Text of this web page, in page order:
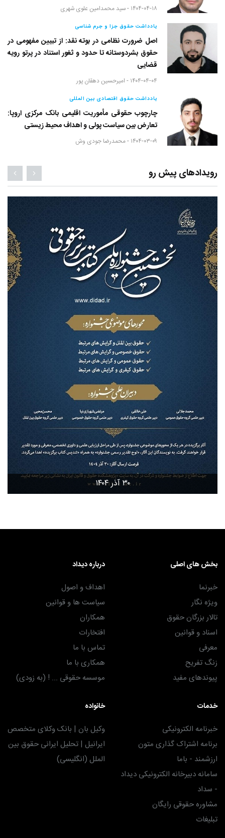
۱۴۰۴-۰۴-۱۸ - سید محمدامین علوی شهری
یادداشت حقوق جزا و جرم شناسی
اصل ضرورت نظامی در بوته نقد: از تبیین مفهومی در
حقوق بشردوستانه تا حدود و ثغور استناد در پرتو رویه
قضایی
۱۴۰۴-۰۴-۰۴ - امیرحسین دهقان پور
یادداشت حقوق اقتصادی بین المللی
چارچوب حقوقی مأموریت اقلیمی بانک مرکزی اروپا:
تعارض بین سیاست پولی و اهداف محیط زیستی
۱۴۰۴-۰۳-۰۹ - محمدرضا جودی وش
رویدادهای پیش رو
۳۰ آذر ۱۴۰۴
بخش های اصلی
خبرنما
ویژه نگار
تالار بزرگان حقوق
اسناد و قوانین
معرفی
زنگ تفریح
پیوندهای مفید
درباره دیداد
اهداف و اصول
سیاست ها و قوانین
همکاران
افتخارات
تماس با ما
همکاری با ما
موسسه حقوقی ... ! (به زودی)
خدمات
خبرنامه الکترونیکی
برنامه اشتراک گذاری متون
ارزشمند - باما
سامانه دبیرخانه الکترونیکی دیداد
- سداد
مشاوره حقوقی رایگان
تبلیغات
خانواده
وکیل بان | بانک وکلای متخصص
ایرانیل | تحلیل ایرانی حقوق بین
الملل (انگلیسی)